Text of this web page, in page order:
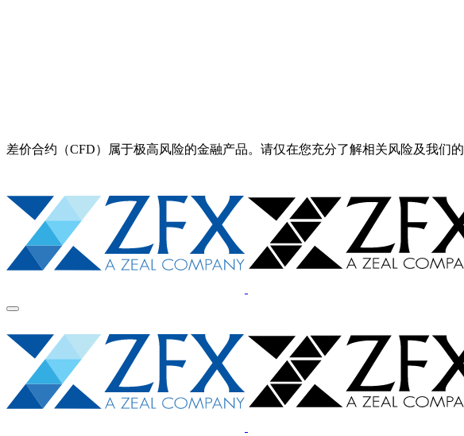
差价合约（CFD）属于极高风险的金融产品。请仅在您充分了解相关风险及我们的